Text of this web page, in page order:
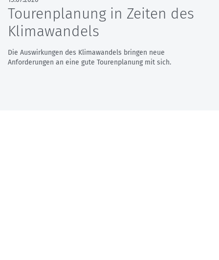
Tourenplanung in Zeiten des
Klimawandels
Die Auswirkungen des Klimawandels bringen neue
Anforderungen an eine gute Tourenplanung mit sich.